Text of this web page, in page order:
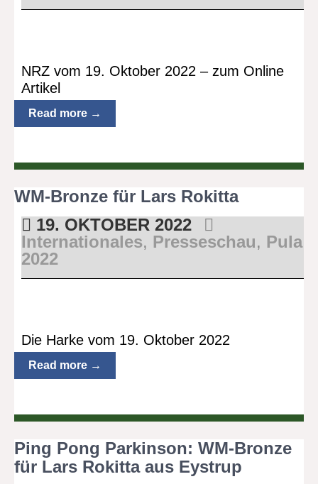
NRZ vom 19. Oktober 2022 – zum Online
Artikel
Read more →
WM-Bronze für Lars Rokitta
19. OKTOBER 2022
Internationales, Presseschau, Pula
2022
Die Harke vom 19. Oktober 2022
Read more →
Ping Pong Parkinson: WM-Bronze
für Lars Rokitta aus Eystrup